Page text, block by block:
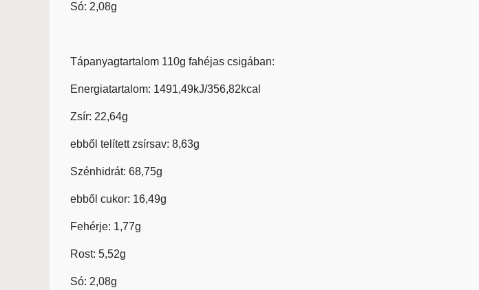
Só: 2,08g
Tápanyagtartalom 110g fahéjas csigában:
Energiatartalom: 1491,49kJ/356,82kcal
Zsír: 22,64g
ebből telített zsírsav: 8,63g
Szénhidrát: 68,75g
ebből cukor: 16,49g
Fehérje: 1,77g
Rost: 5,52g
Só: 2,08g